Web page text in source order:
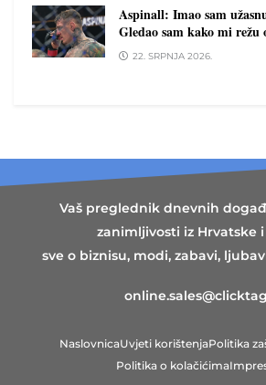
Aspinall: Imao sam
Gledao sam kako mi režu
22. SRPNJA 2026.
Vaš preglednik dnevnih
zanimljivosti iz Hrvatske
sve o biznisu, modi, zabavi,
NaslovnicaUvjeti korištenjaPolitika
Politika o kolačićima